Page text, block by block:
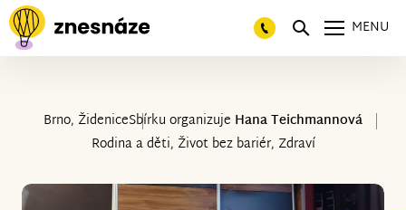
MENU
Brno, ŽideniceSbírku organizuje Hana Teichmannová
Rodina a děti, Život bez bariér, Zdraví